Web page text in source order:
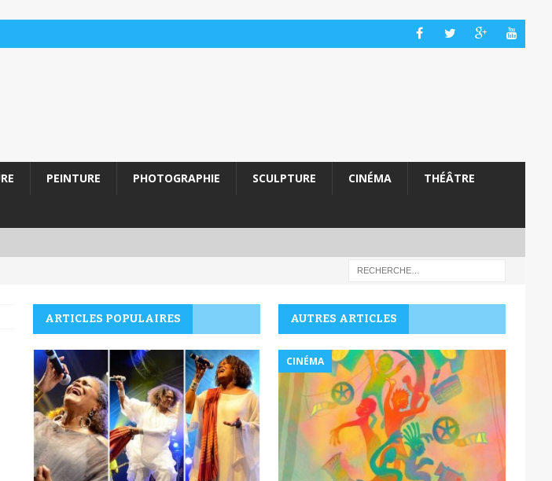
PEINTURE PHOTOGRAPHIE SCULPTURE CINÉMA THÉÂTRE
ARTICLES POPULAIRES AUTRES ARTICLES
CINÉMA